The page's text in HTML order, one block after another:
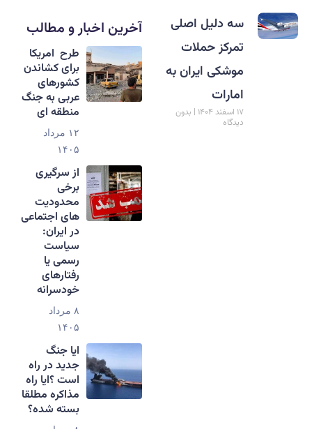
سه دلیل اصلی
تمرکز حملات
موشکی ایران به
امارات
۱۷ اسفند ۱۴۰۴
بدون
دیدگاه
آخرین اخبار و مطالب
طرح امریکا
برای کشاندن
کشورهای
عربی به جنگ
منطقه ای
۱۲ مرداد
۱۴۰۵
از سرگیری
برخی
محدودیت
های اجتماعی
در ایران:
سیاست
رسمی یا
رفتارهای
خودسرانه
۸ مرداد
۱۴۰۵
ایا جنگ
جدید در راه
است ؟ایا راه
مذاکره مطلقا
بسته شده؟